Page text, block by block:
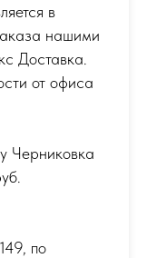
в
нашими
Доставка.
от офиса
Черниковка
, по